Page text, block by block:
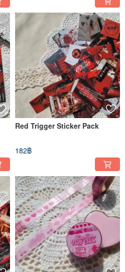
Red Trigger Sticker Pack
182฿